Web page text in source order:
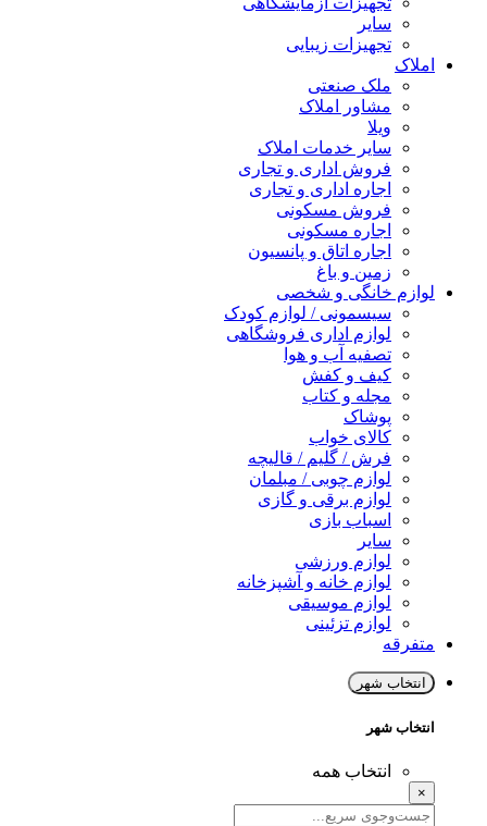
سایر
تجهیزات زیبایی
املاک
ملک صنعتی
مشاور املاک
ویلا
سایر خدمات املاک
فروش اداری و تجاری
اجاره اداری و تجاری
فروش مسکونی
اجاره مسکونی
اجاره اتاق و پانسیون
زمین و باغ
لوازم خانگی و شخصی
سیسمونی / لوازم کودک
لوازم اداری فروشگاهی
تصفیه آب و هوا
کیف و کفش
مجله و کتاب
پوشاک
کالای خواب
فرش / گلیم / قالیچه
لوازم چوبی / مبلمان
لوازم برقی و گازی
اسباب بازی
سایر
لوازم ورزشی
لوازم خانه و آشپزخانه
لوازم موسیقی
لوازم تزئینی
متفرقه
انتخاب شهر
انتخاب شهر
انتخاب همه
×